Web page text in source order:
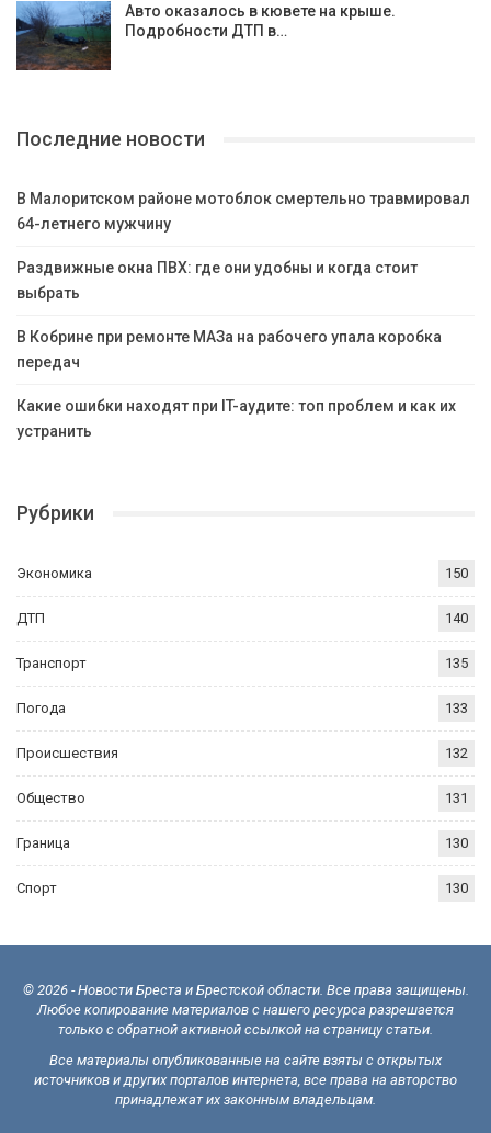
Авто оказалось в кювете на крыше.
Подробности ДТП в…
Последние новости
В Малоритском районе мотоблок смертельно травмировал
64-летнего мужчину
Раздвижные окна ПВХ: где они удобны и когда стоит
выбрать
В Кобрине при ремонте МАЗа на рабочего упала коробка
передач
Какие ошибки находят при IT-аудите: топ проблем и как их
устранить
Рубрики
Экономика 150
ДТП 140
Транспорт 135
Погода 133
Происшествия 132
Общество 131
Граница 130
Спорт 130
© 2026 - Новости Бреста и Брестской области. Все права защищены.
Любое копирование материалов с нашего ресурса разрешается
только с обратной активной ссылкой на страницу статьи.
Все материалы опубликованные на сайте взяты с открытых
источников и других порталов интернета, все права на авторство
принадлежат их законным владельцам.